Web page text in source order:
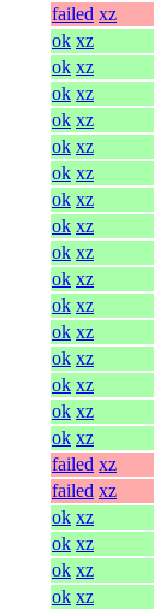
failed xz
ok xz
ok xz
ok xz
ok xz
ok xz
ok xz
ok xz
ok xz
ok xz
ok xz
ok xz
ok xz
ok xz
ok xz
ok xz
ok xz
failed xz
failed xz
ok xz
ok xz
ok xz
ok xz